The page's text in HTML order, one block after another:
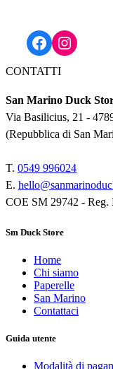
Facebook
CONTATTI
San Marino Duck
Via Basilicius, 21 -
(Repubblica di San
T. 0549 996024
E.
COE SM 29742 - Reg.
Sm Duck Store
Home
Chi siamo
Paperelle
San Marino
Contattaci
Guida utente
Modalità di